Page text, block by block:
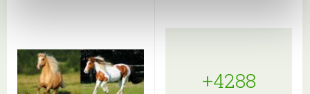
+4288